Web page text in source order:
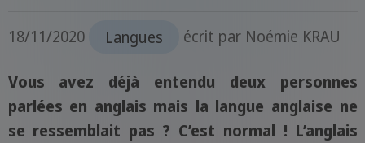
18/11/2020 Langues écrit par Noémie KRAU
Vous avez déjà entendu deux personnes
parlées en anglais mais la langue anglaise ne
se ressemblait pas ? C’est normal ! L’anglais